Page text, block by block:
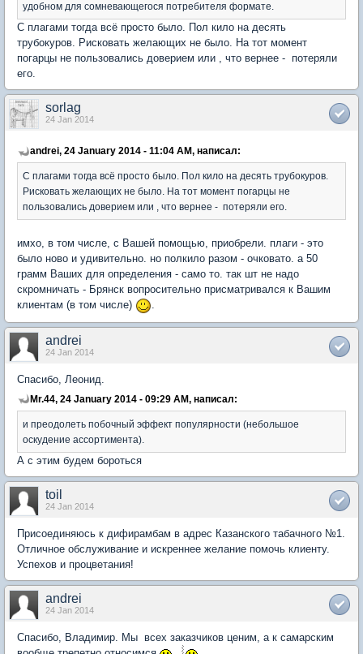
удобном для сомневающегося потребителя формате.
С плагами тогда всё просто было. Пол кило на десять
трубокуров. Рисковать желающих не было. На тот момент
погарцы не пользовались доверием или , что вернее - потеряли
его.
sorlag
24 Jan 2014
andrei, 24 January 2014 - 11:04 AM, написал:
С плагами тогда всё просто было. Пол кило на десять трубокуров.
Рисковать желающих не было. На тот момент погарцы не
пользовались доверием или , что вернее - потеряли его.
имхо, в том числе, с Вашей помощью, приобрели. плаги - это
было ново и удивительно. но полкило разом - очковато. а 50
грамм Ваших для определения - само то. так шт не надо
скромничать - Брянск вопросительно присматривался к Вашим
клиентам (в том числе)
.
andrei
24 Jan 2014
Спасибо, Леонид.
Mr.44, 24 January 2014 - 09:29 AM, написал:
и преодолеть побочный эффект популярности (небольшое
оскудение ассортимента).
А с этим будем бороться
toil
24 Jan 2014
Присоединяюсь к дифирамбам в адрес Казанского табачного №1.
Отличное обслуживание и искреннее желание помочь клиенту.
Успехов и процветания!
andrei
24 Jan 2014
Спасибо, Владимир. Мы всех заказчиков ценим, а к самарским